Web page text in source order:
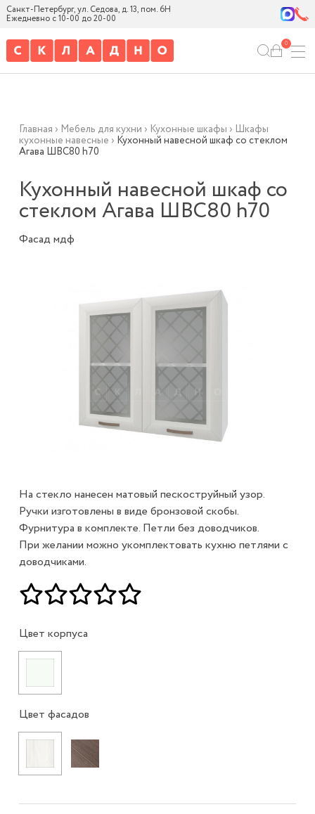
Санкт-Петербург, ул. Седова, д. 13, пом. 6Н
Ежедневно с 10-00 до 20-00
0
Главная › Мебель для кухни › Кухонные шкафы › Шкафы
кухонные навесные › Кухонный навесной шкаф со стеклом
Агава ШВС80 h70
Кухонный навесной шкаф со
стеклом Агава ШВС80 h70
Фасад мдф
На стекло нанесен матовый пескоструйный узор.
Ручки изготовлены в виде бронзовой скобы.
Фурнитура в комплекте. Петли без доводчиков.
При желании можно укомплектовать кухню петлями с
доводчиками.
Цвет корпуса
Цвет фасадов